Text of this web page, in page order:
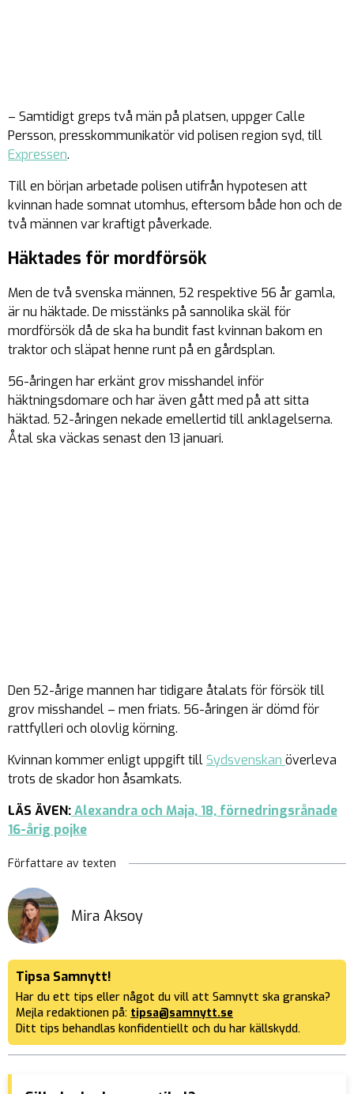
– Samtidigt greps två män på platsen, uppger Calle
Persson, presskommunikatör vid polisen region syd, till
Expressen.
Till en början arbetade polisen utifrån hypotesen att
kvinnan hade somnat utomhus, eftersom både hon och de
två männen var kraftigt påverkade.
Häktades för mordförsök
Men de två svenska männen, 52 respektive 56 år gamla,
är nu häktade. De misstänks på sannolika skäl för
mordförsök då de ska ha bundit fast kvinnan bakom en
traktor och släpat henne runt på en gårdsplan.
56-åringen har erkänt grov misshandel inför
häktningsdomare och har även gått med på att sitta
häktad. 52-åringen nekade emellertid till anklagelserna.
Åtal ska väckas senast den 13 januari.
Den 52-årige mannen har tidigare åtalats för försök till
grov misshandel – men friats. 56-åringen är dömd för
rattfylleri och olovlig körning.
Kvinnan kommer enligt uppgift tillSydsvenskan överleva
trots de skador hon åsamkats.
LÄS ÄVEN:Alexandra och Maja, 18, förnedringsrånade
16-årig pojke
Författare av texten
Mira Aksoy
Tipsa Samnytt!
Har du ett tips eller något du vill att Samnytt ska granska?
Mejla redaktionen på: tipsa@samnytt.se
Ditt tips behandlas konfidentiellt och du har källskydd.